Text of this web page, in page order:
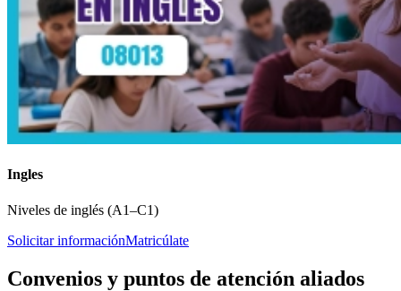
Ingles
Niveles de inglés (A1–C1)
Solicitar informaciónMatricúlate
Convenios y puntos de atención aliados